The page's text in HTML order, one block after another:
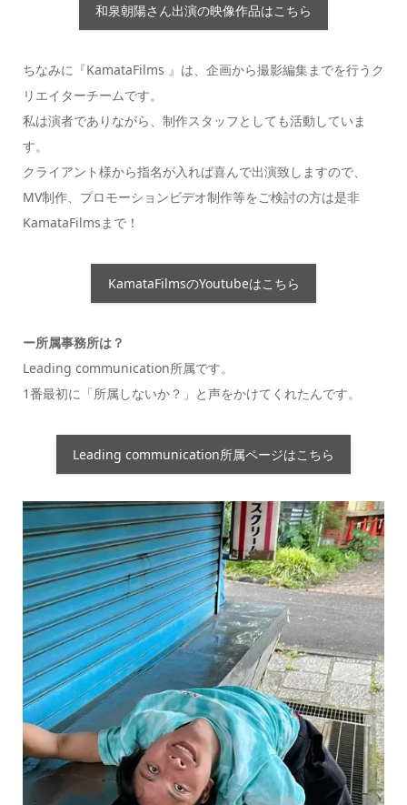
和泉朝陽さん出演の映像作品はこちら
ちなみに『KamataFilms 』は、企画から撮影編集までを行うク
リエイターチームです。
私は演者でありながら、制作スタッフとしても活動していま
す。
クライアント様から指名が入れば喜んで出演致しますので、
MV制作、プロモーションビデオ制作等をご検討の方は是非
KamataFilmsまで！
KamataFilmsのYoutubeはこちら
ー所属事務所は？
Leading communication所属です。
1番最初に「所属しないか？」と声をかけてくれたんです。
Leading communication所属ページはこちら